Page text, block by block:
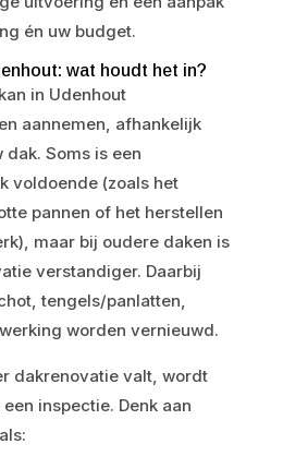
én uw budget.
wat houdt het in?
kan in Udenhout
aannemen, afhankelijk
Soms is een
voldoende (zoals het
pannen of het herstellen
maar bij oudere daken is
verstandiger. Daarbij
tengels/panlatten,
worden vernieuwd.
dakrenovatie valt, wordt
inspectie. Denk aan